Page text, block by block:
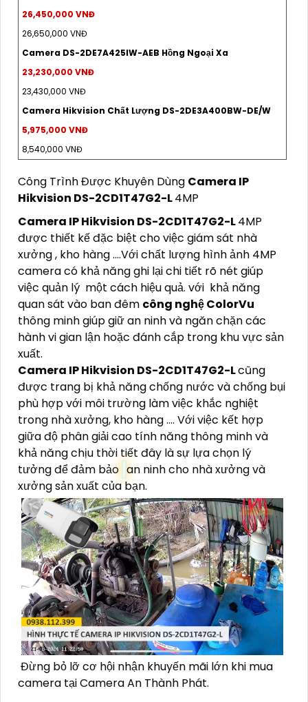
26,450,000 VNĐ
26,650,000 VNĐ
Camera DS-2DE7A425IW-AEB Hồng Ngoại Xa
23,230,000 VNĐ
23,430,000 VNĐ
Camera Hikvision Chất Lượng DS-2DE3A400BW-DE/W
5,975,000 VNĐ
8,540,000 VNĐ
Công Trình Được Khuyên Dùng Camera IP
Hikvision DS-2CD1T47G2-L4MP
Camera IP Hikvision DS-2CD1T47G2-L4MP
được thiết kế đặc biệt cho việc giám sát nhà
xưởng , kho hàng ....Với chất lượng hình ảnh 4MP
camera có khả năng ghi lại chi tiết rõ nét giúp
việc quản lý một cách hiệu quả. với khả năng
quan sát vào ban đêm công nghệ ColorVu
thông minh giúp giữ an ninh và ngăn chặn các
hành vi gian lận hoặc đánh cắp trong khu vực sản
xuất.
Camera IP Hikvision DS-2CD1T47G2-Lcũng
được trang bị khả năng chống nước và chống bụi
phù hợp với môi trường làm việc khắc nghiệt
trong nhà xưởng, kho hàng .... Với việc kết hợp
giữa độ phân giải cao tính năng thông minh và
khả năng chịu thời tiết đây là sự lựa chọn lý
tưởng để đảm bảo an ninh cho nhà xưởng và
xưởng sản xuất của bạn.
Đừng bỏ lỡ cơ hội nhận khuyến mãi lớn khi mua
camera tại Camera An Thành Phát.